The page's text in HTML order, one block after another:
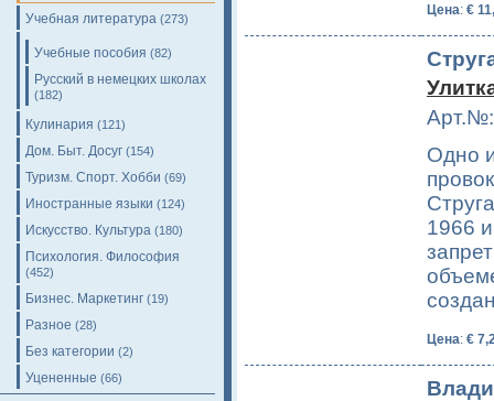
Учебная литература (273)
Учебные пособия (82)
Русский в немецких школах
(182)
Кулинария (121)
Дом. Быт. Досуг (154)
Туризм. Спорт. Хобби (69)
Иностранные языки (124)
Искусство. Культура (180)
Психология. Философия
(452)
Бизнес. Маркетинг (19)
Разное (28)
Без категории (2)
Уцененные (66)
Цена: €
Одно
1966
Цена: €